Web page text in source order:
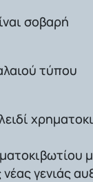
σοβαρή
τύπου
γενιάς